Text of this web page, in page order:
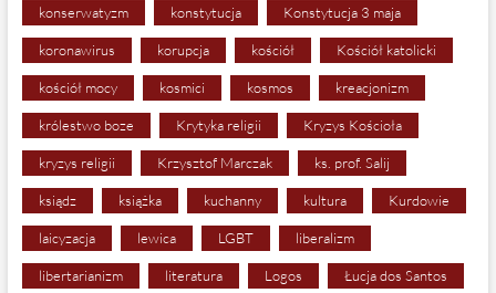
konserwatyzm konstytucja Konstytucja 3 maja
koronawirus korupcja kościół Kościół katolicki
kościół mocy kosmici kosmos kreacjonizm
królestwo boze Krytyka religii Kryzys Kościoła
kryzys religii Krzysztof Marczak ks. prof. Salij
ksiądz książka kuchanny kultura Kurdowie
laicyzacja lewica LGBT liberalizm
libertarianizm literatura Logos Łucja dos Santos